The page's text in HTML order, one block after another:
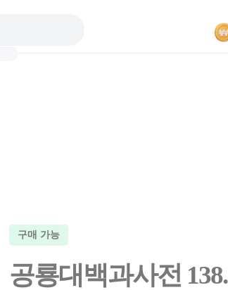
구매 가능
공룡대백과사전 138.